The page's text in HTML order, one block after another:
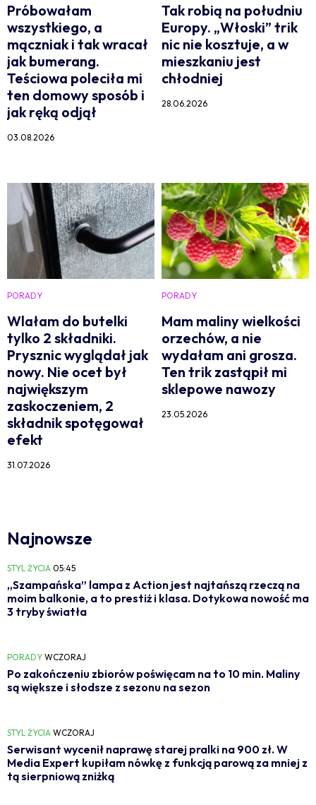
Próbowałam
wszystkiego, a
mączniak i tak wracał
jak bumerang.
Teściowa poleciła mi
ten domowy sposób i
jak ręką odjął
03.08.2026
Tak robią na południu
Europy. „Włoski” trik
nic nie kosztuje, a w
mieszkaniu jest
chłodniej
28.06.2026
PORADY
Wlałam do butelki
tylko 2 składniki.
Prysznic wyglądał jak
nowy. Nie ocet był
największym
zaskoczeniem, 2
składnik spotęgował
efekt
31.07.2026
PORADY
Mam maliny wielkości
orzechów, a nie
wydałam ani grosza.
Ten trik zastąpił mi
sklepowe nawozy
23.05.2026
Najnowsze
STYL ŻYCIA 05:45
„Szampańska” lampa z Action jest najtańszą rzeczą na
moim balkonie, a to prestiż i klasa. Dotykowa nowość ma
3 tryby światła
PORADY WCZORAJ
Po zakończeniu zbiorów poświęcam na to 10 min. Maliny
są większe i słodsze z sezonu na sezon
STYL ŻYCIA WCZORAJ
Serwisant wycenił naprawę starej pralki na 900 zł. W
Media Expert kupiłam nówkę z funkcją parową za mniej z
tą sierpniową zniżką